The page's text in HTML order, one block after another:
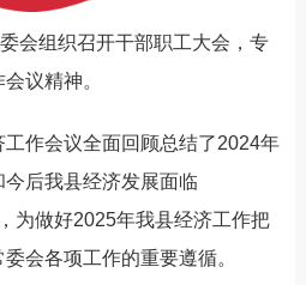
会组织召开干部职工大会，专
议精神。
作会议全面回顾总结了2024年
后我县经济发展面临
，为做好2025年我县经济工作把
会各项工作的重要遵循。